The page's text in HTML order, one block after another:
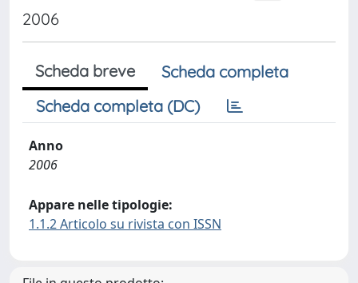
2006
Scheda breve
Scheda completa
Scheda completa (DC)
Anno
2006
Appare nelle tipologie:
1.1.2 Articolo su rivista con ISSN